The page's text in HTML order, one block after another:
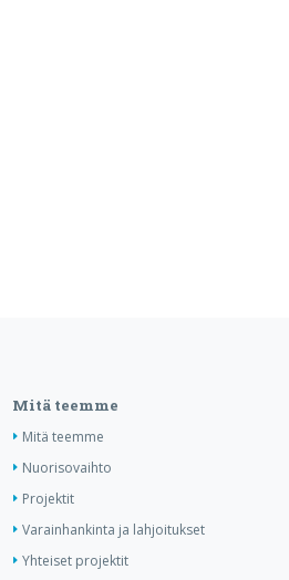
Mitä teemme
Mitä teemme
Nuorisovaihto
Projektit
Varainhankinta ja lahjoitukset
Yhteiset projektit